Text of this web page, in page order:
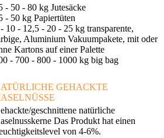
- 50 - 80 kg Jutesäcke
- 50 kg Papiertüten
10 - 12,5 - 20 - 25 kg transparente,
Aluminium Vakuumpakete, mit oder
Kartons auf einer Palette
- 700 - 800 - 1000 kg big bag
GEHACKTE
geschnittene natürliche
Das Produkt hat einen
von 4-6%.